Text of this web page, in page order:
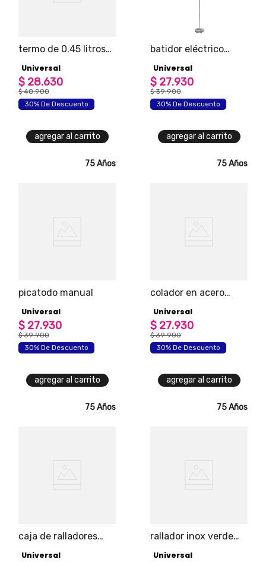
termo de 0.45 litros
Universal
$ 28.630
$ 40.900
30% De Descuento
agregar al carrito
batidor eléctrico
para bebidas a pilas
aa
Universal
$ 27.930
$ 39.900
30% De Descuento
agregar al carrito
75 Años
picatodo manual
Universal
$ 27.930
$ 39.900
30% De Descuento
agregar al carrito
75 Años
colador en acero
Universal
$ 27.930
$ 39.900
30% De Descuento
agregar al carrito
75 Años
caja de ralladores
Universal
75 Años
rallador inox verde
Universal